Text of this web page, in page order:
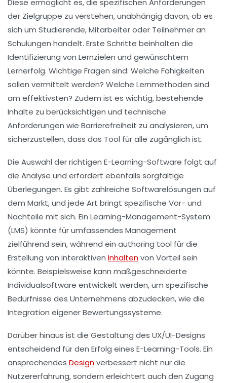
Diese ermöglicht es, die spezifischen Anforderungen
der Zielgruppe zu verstehen, unabhängig davon, ob es
sich um Studierende,Mitarbeiteroder Teilnehmer an
Schulungen handelt. Erste Schritte beinhalten die
Identifizierung von Lernzielen und gewünschtem
Lernerfolg. Wichtige Fragen sind: Welche Fähigkeiten
sollen vermittelt werden? Welche Lernmethoden sind
am effektivsten? Zudem ist es wichtig, bestehende
Inhalte zu berücksichtigen und technische
Anforderungen wie Barrierefreiheit zu analysieren, um
sicherzustellen, dass das Tool für alle zugänglich ist.
Die Auswahl der richtigen E-Learning-Software folgt auf
die Analyse und erfordert ebenfalls sorgfältige
Überlegungen. Es gibt zahlreiche Softwarelösungen auf
dem Markt, und jede Art bringt spezifische Vor- und
Nachteile mit sich. Ein Learning-Management-System
(LMS) könnte für umfassendes Management
zielführend sein, während ein authoring tool für die
Erstellung von interaktiven Inhaltenvon Vorteil sein
könnte. Beispielsweise kann maßgeschneiderte
Individualsoftware entwickelt werden, um spezifische
Bedürfnisse des Unternehmens abzudecken, wie die
Integration eigener Bewertungssysteme.
Darüber hinaus ist die Gestaltung des UX/UI-Designs
entscheidend für den Erfolg eines E-Learning-Tools. Ein
ansprechendes Designverbessert nicht nur die
Nutzererfahrung, sondern erleichtert auch den Zugang